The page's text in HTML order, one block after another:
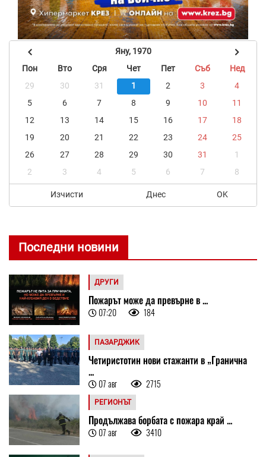
Яну, 1970
Пон
Вто Сря Чет Пет Съб
Нед
29
30 31 1 2 3
4
5
6 7 8 9 10
11
12
13 14 15 16 17
18
19
20 21 22 23 24
25
26
27 28 29 30 31
1
2
3 4 5 6 7 8
Изчисти Днес OK
Последни новини
ДРУГИ
Пожарът може да превърне в ...
07:20 184
ПАЗАРДЖИК
Четиристотин нови стажанти в „Гранична
...
07 авг 2715
РЕГИОНЪТ
Продължава борбата с пожара край ...
07 авг 3410